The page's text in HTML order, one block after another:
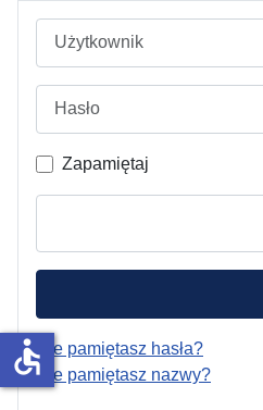
Zapamiętaj
Nie pamiętasz hasła?
Nie pamiętasz nazwy?
accessible